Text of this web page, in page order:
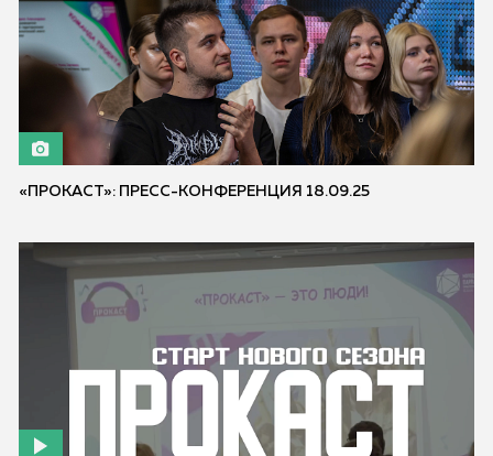
«ПРОКАСТ»: ПРЕСС-КОНФЕРЕНЦИЯ 18.09.25